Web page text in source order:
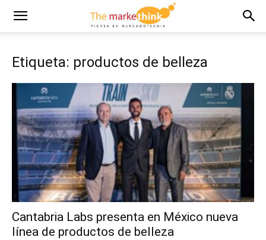
Etiqueta: productos de belleza
Cantabria Labs presenta en México nueva
línea de productos de belleza